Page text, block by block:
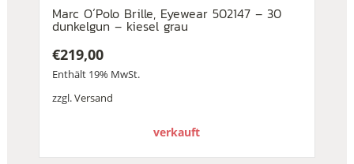
Marc O´Polo Brille, Eyewear 502147 – 30
dunkelgun – kiesel grau
€219,00
Enthält 19% MwSt.
zzgl.Versand
verkauft